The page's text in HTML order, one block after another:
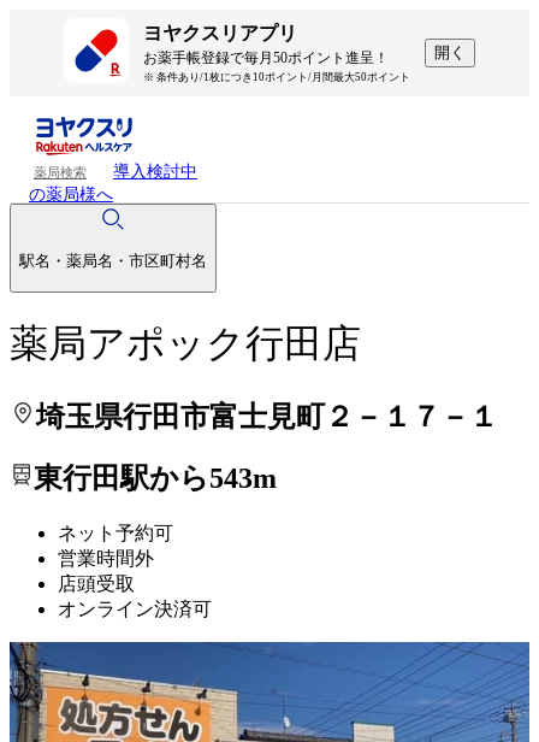
ヨヤクスリアプリ
お薬手帳登録で毎月50ポイント進呈！
※ 条件あり/1枚につき10ポイント/月間最大50ポイント
開く
薬局検索
導入検討中
の薬局様へ
駅名・薬局名・市区町村名
薬局アポック行田店
埼玉県行田市富士見町２－１７－１
東行田駅から543m
ネット予約可
営業時間外
店頭受取
オンライン決済可
処方せんを送って待ち時間を短く！
処方せんを送って待ち時間を短く！